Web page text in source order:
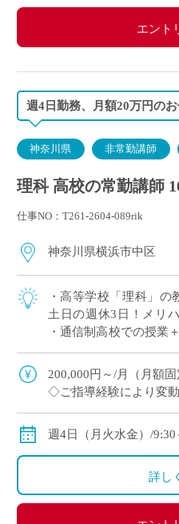
エント
週4日勤務、月額20万円のお
神奈川県 非常勤講師
理科 高校の常勤講師
仕事NO：T261-2604-089rik
神奈川県横浜市中区
・高等学校「理科」の
土日の週休3日！メリ
・通信制高校での授業
に寄り添いたい方へオス
200,000円～/月（月額固
◇ご指導経験により変動
週4日（月火水金）/9:30
詳し